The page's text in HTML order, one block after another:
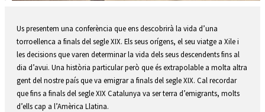
Us presentem una conferència que ens descobrirà la vida d’una
torroellenca a finals del segle XIX. Els seus orígens, el seu viatge a Xile i
les decisions que varen determinar la vida dels seus descendents fins al
dia d’avui. Una història particular però que és extrapolable a molta altra
gent del nostre país que va emigrar a finals del segle XIX. Cal recordar
que fins a finals del segle XIX Catalunya va ser terra d’emigrants, molts
d’ells cap a l’Amèrica Llatina.